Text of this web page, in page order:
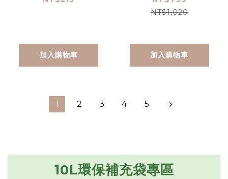
加入購物車
450ml+洗碗慕斯
NT$1,020
加入購物車
1 2 3 4 5
10L環保補充袋專區